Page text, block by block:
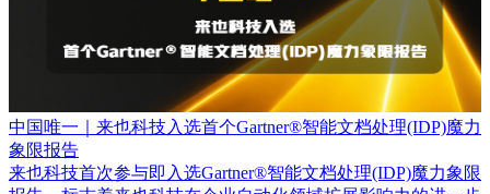
中国唯一｜来也科技入选首个Gartner®智能文档处理(IDP)魔力
象限报告
来也科技首次参与即入选Gartner®智能文档处理(IDP)魔力象限